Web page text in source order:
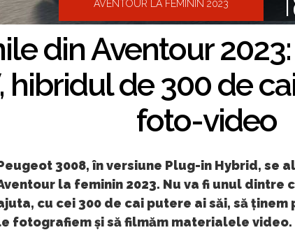
AVENTOUR LA FEMININ 2023
din Aventour
hibridul de 300 de
foto-video
3008, în versiune Plug-in Hybrid, se
la feminin 2023. Nu va fi unul dintre
cu cei 300 de cai putere ai săi, să
fotografiem și să filmăm materialele video.